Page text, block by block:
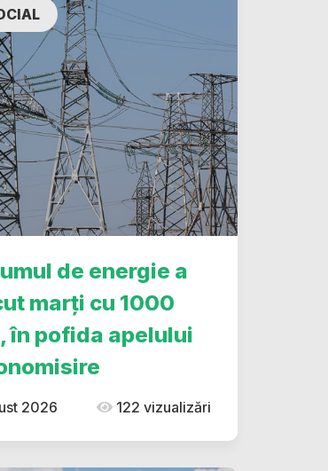
de energie a
marți cu 1000
în pofida apelului
2026 122 vizualizări